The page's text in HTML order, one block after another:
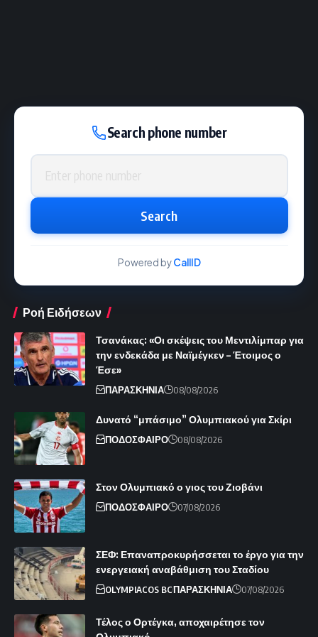
Search phone number
Phone number
Search
Powered byCallID
Ροή Ειδήσεων
Τσανάκας: «Οι σκέψεις του Μεντιλίμπαρ για
την ενδεκάδα με Ναϊμέγκεν – Έτοιμος ο
Έσε»
ΠΑΡΑΣΚΗΝΙΑ 08/08/2026
Δυνατό “μπάσιμο” Ολυμπιακού για Σκίρι
ΠΟΔΟΣΦΑΙΡΟ 08/08/2026
Στον Ολυμπιακό ο γιος του Ζιοβάνι
ΠΟΔΟΣΦΑΙΡΟ 07/08/2026
ΣΕΦ: Επαναπροκυρήσσεται το έργο για την
ενεργειακή αναβάθμιση του Σταδίου
OLYMPIACOS BCΠΑΡΑΣΚΗΝΙΑ 07/08/2026
Τέλος ο Ορτέγκα, αποχαιρέτησε τον